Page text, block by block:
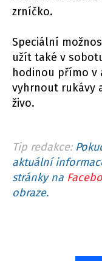
zrníčko.
Speciální
užít také v
hodinou přímo v
vyhrnout rukávy
živo.
Tip redakce:
aktuální
stránky na
obraze.